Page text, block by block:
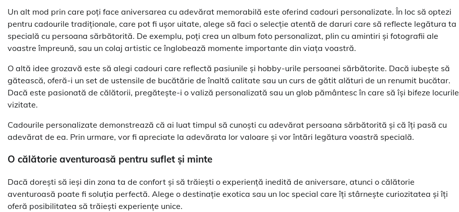
Un alt mod prin care poți face aniversarea cu adevărat memorabilă este oferind cadouri personalizate. În loc să optezi
pentru cadourile tradiționale, care pot fi ușor uitate, alege să faci o selecție atentă de daruri care să reflecte legătura ta
specială cu persoana sărbătorită. De exemplu, poți crea un album foto personalizat, plin cu amintiri și fotografii ale
voastre împreună, sau un colaj artistic ce înglobează momente importante din viața voastră.
O altă idee grozavă este să alegi cadouri care reflectă pasiunile și hobby-urile persoanei sărbătorite. Dacă iubește să
gătească, oferă-i un set de ustensile de bucătărie de înaltă calitate sau un curs de gătit alături de un renumit bucătar.
Dacă este pasionată de călătorii, pregătește-i o valiză personalizată sau un glob pământesc în care să își bifeze locurile
vizitate.
Cadourile personalizate demonstrează că ai luat timpul să cunoști cu adevărat persoana sărbătorită și că îți pasă cu
adevărat de ea. Prin urmare, vor fi apreciate la adevărata lor valoare și vor întări legătura voastră specială.
O călătorie aventuroasă pentru suflet și minte
Dacă dorești să ieși din zona ta de confort și să trăiești o experiență inedită de aniversare, atunci o călătorie
aventuroasă poate fi soluția perfectă. Alege o destinație exotica sau un loc special care îți stârnește curiozitatea și îți
oferă posibilitatea să trăiești experiențe unice.